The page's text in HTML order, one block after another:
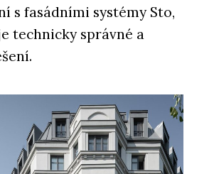
s fasádními systémy Sto,
technicky správné a